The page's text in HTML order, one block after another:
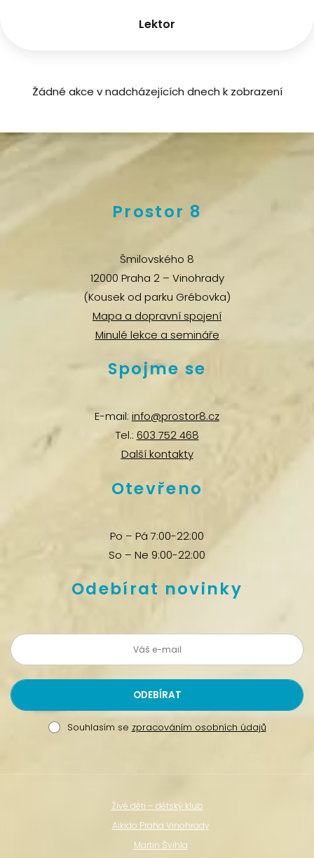
Lektor
Žádné akce v nadcházejících dnech k zobrazení
Prostor 8
Šmilovského 8
12000 Praha 2 – Vinohrady
(Kousek od parku Grébovka)
Mapa a dopravní spojení
Minulé lekce a semináře
Spojme se
E-mail: info@prostor8.cz
Tel.: 603 752 468
Další kontakty
Otevřeno
Po – Pá 7:00-22:00
So – Ne 9:00-22:00
Odebírat novinky
Souhlasím se zpracováním osobních údajů
Živé děti – dětský klub
Aikido Praha Vinohrady
Martin Švihla